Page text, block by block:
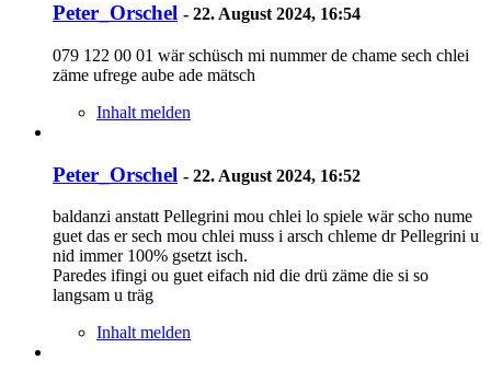
Peter_Orschel - 22. August 2024, 16:54
079 122 00 01 wär schüsch mi nummer de chame sech chlei
zäme ufrege aube ade mätsch
Inhalt melden
Peter_Orschel - 22. August 2024, 16:52
baldanzi anstatt Pellegrini mou chlei lo spiele wär scho nume
guet das er sech mou chlei muss i arsch chleme dr Pellegrini u
nid immer 100% gsetzt isch.
Paredes ifingi ou guet eifach nid die drü zäme die si so
langsam u träg
Inhalt melden